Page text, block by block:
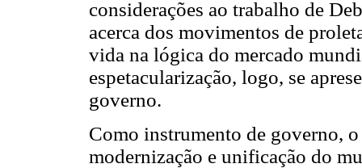
considerações ao trabalho de
acerca dos movimentos de
vida na lógica do mercado
espetacularização, logo, se
governo.
Como instrumento de governo,
modernização e unificação do